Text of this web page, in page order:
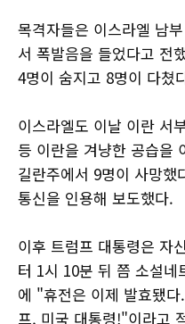
목격자들은 이스라엘 남
서 폭발음을 들었다고 전
4명이 숨지고 8명이 다쳤
이스라엘도 이날 이란 서
등 이란을 겨냥한 공습을
길란주에서 9명이 사망했
통신을 인용해 보도했다.
이후 트럼프 대통령은 자
터 1시 10분 뒤 쯤 소설네
에 "휴전은 이제 발효됐
프, 미국 대통령!"이라고